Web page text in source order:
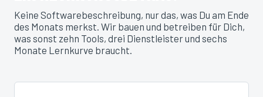
Keine Softwarebeschreibung, nur das, was Du am Ende
des Monats merkst. Wir bauen und betreiben für Dich,
was sonst zehn Tools, drei Dienstleister und sechs
Monate Lernkurve braucht.